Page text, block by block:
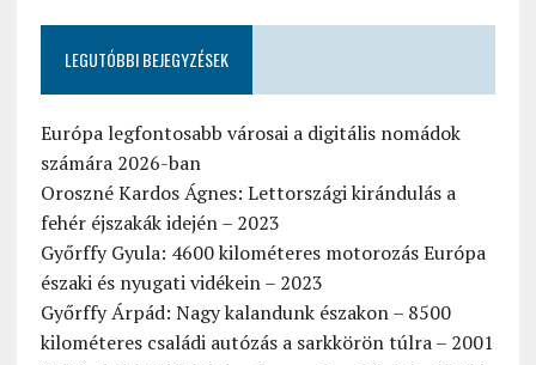
LEGUTÓBBI BEJEGYZÉSEK
Európa legfontosabb városai a digitális nomádok
számára 2026-ban
Oroszné Kardos Ágnes: Lettországi kirándulás a
fehér éjszakák idején – 2023
Győrffy Gyula: 4600 kilométeres motorozás Európa
északi és nyugati vidékein – 2023
Győrffy Árpád: Nagy kalandunk északon – 8500
kilométeres családi autózás a sarkkörön túlra – 2001